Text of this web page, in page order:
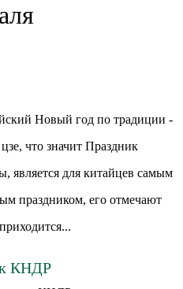
Новый год по традиции -
что значит Праздник
является для китайцев самым
праздником, его отмечают
КНДР